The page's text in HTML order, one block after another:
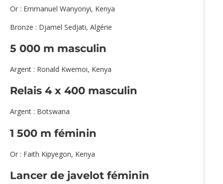
Or : Emmanuel Wanyonyi, Kenya
Bronze : Djamel Sedjati, Algérie
5 000 m masculin
Argent : Ronald Kwemoi, Kenya
Relais 4 x 400 masculin
Argent : Botswana
1 500 m féminin
Or : Faith Kipyegon, Kenya
Lancer de javelot féminin